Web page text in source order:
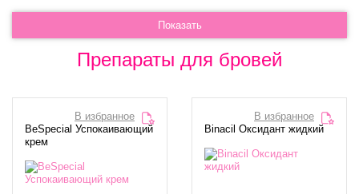
Показать
Препараты для бровей
В избранное
BeSpecial Успокаивающий
крем
В избранное
Binacil Оксидант жидкий